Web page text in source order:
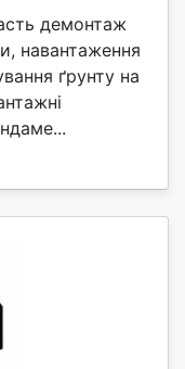
демонтаж
навантаження
ґрунту на